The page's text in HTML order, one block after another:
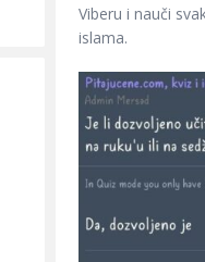
Viberu i nauči
islama.